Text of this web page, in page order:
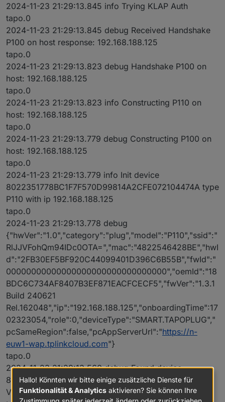
2024-11-23 21:29:13.845 info Trying KLAP Auth
tapo.0
2024-11-23 21:29:13.845 debug Received Handshake
P100 on host response: 192.168.188.125
tapo.0
2024-11-23 21:29:13.823 debug Handshake P100 on
host: 192.168.188.125
tapo.0
2024-11-23 21:29:13.823 info Constructing P110 on
host: 192.168.188.125
tapo.0
2024-11-23 21:29:13.779 debug Constructing P100 on
host: 192.168.188.125
tapo.0
2024-11-23 21:29:13.779 info Init device
8022351778BC1F7F570D99814A2CFE072104474A type
P110 with ip 192.168.188.125
tapo.0
2024-11-23 21:29:13.778 debug
{"hwVer":"1.0","category":"plug","model":"P110","ssid":"
RlJJVFohQm94IDc0OTA=","mac":"4822546428BE","hwI
d":"2FB30EF5BF920C44099401D396C6B55B","fwId":"
00000000000000000000000000000000","oemId":"18
BDC6C734AF8407B3EF871EACFCECF5","fwVer":"1.3.1
Build 240621
Rel.162048","ip":"192.168.188.125","onboardingTime":17
02323054,"role":0,"deviceType":"SMART.TAPOPLUG","
pcSameRegion":false,"pcAppServerUrl":"https://n-
euw1-wap.tplinkcloud.com"}
tapo.0
2024-11-23 21:29:13.560 debug Found device
8022351778BC1F7F570D99814A2CFE072104474A
VFYgRWNrZQ==
Hallo! Könnten wir bitte einige zusätzliche Dienste für
Funktionalität & Analytics aktivieren? Sie können Ihre